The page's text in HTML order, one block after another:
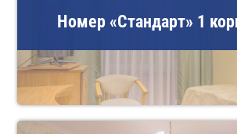
Номер «Стандарт» 1